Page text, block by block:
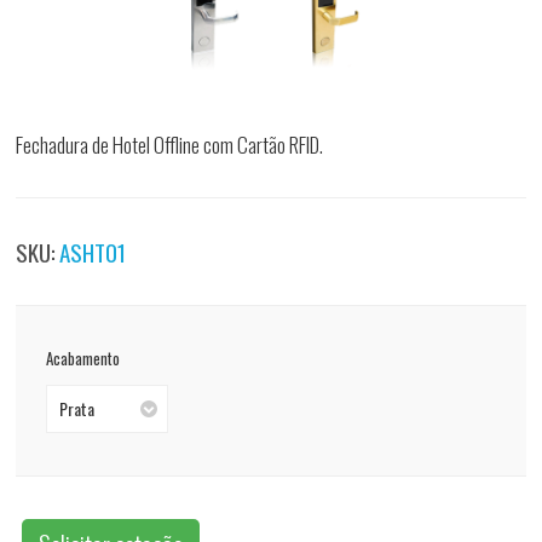
Fechadura de Hotel Offline com Cartão RFID.
SKU:ASHT01
Acabamento
Prata